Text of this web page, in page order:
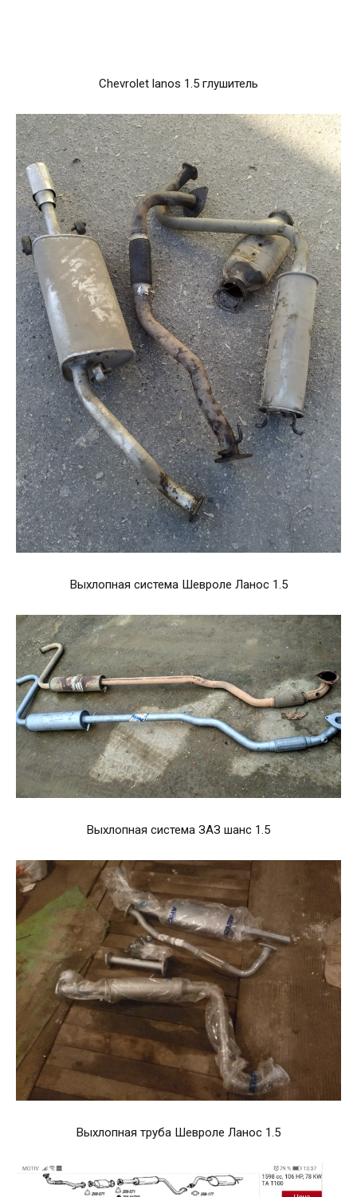
Chevrolet lanos 1.5 глушитель
Выхлопная система Шевроле Ланос 1.5
Выхлопная система ЗАЗ шанс 1.5
Выхлопная труба Шевроле Ланос 1.5